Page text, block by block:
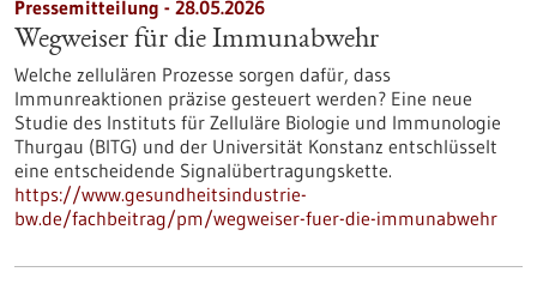
Pressemitteilung - 28.05.2026
Wegweiser für die Immunabwehr
Welche zellulären Prozesse sorgen dafür, dass
Immunreaktionen präzise gesteuert werden? Eine neue
Studie des Instituts für Zelluläre Biologie und Immunologie
Thurgau (BITG) und der Universität Konstanz entschlüsselt
eine entscheidende Signalübertragungskette.
https://www.gesundheitsindustrie-
bw.de/fachbeitrag/pm/wegweiser-fuer-die-immunabwehr